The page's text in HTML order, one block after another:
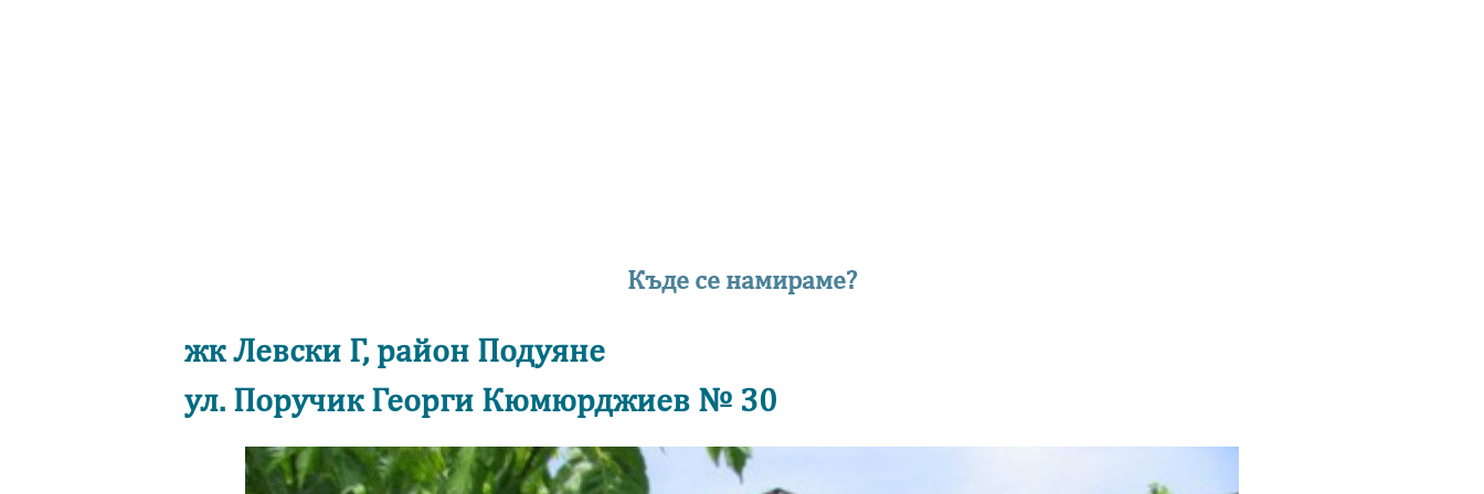
Къде се намираме?
жк Левски Г, район Подуяне
ул. Поручик Георги Кюмюрджиев № 30